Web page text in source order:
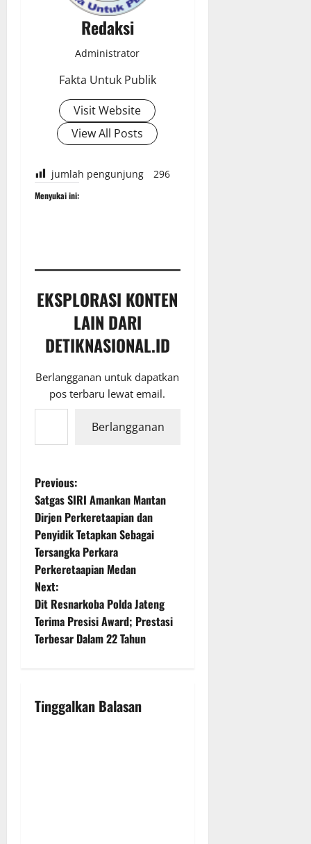
Redaksi
Administrator
Fakta Untuk Publik
Visit Website
View All Posts
jumlah pengunjung 296
Menyukai ini:
EKSPLORASI KONTEN
LAIN DARI
DETIKNASIONAL.ID
Berlangganan untuk dapatkan
pos terbaru lewat email.
Ketikkan email Anda...
Berlangganan
P
o
s
t
n
a
i
g
Previous:
Satgas SIRI Amankan Mantan
Dirjen Perkeretaapian dan
Penyidik Tetapkan Sebagai
Tersangka Perkara
Perkeretaapian Medan
Next:
Dit Resnarkoba Polda Jateng
Terima Presisi Award; Prestasi
Terbesar Dalam 22 Tahun
Tinggalkan Balasan